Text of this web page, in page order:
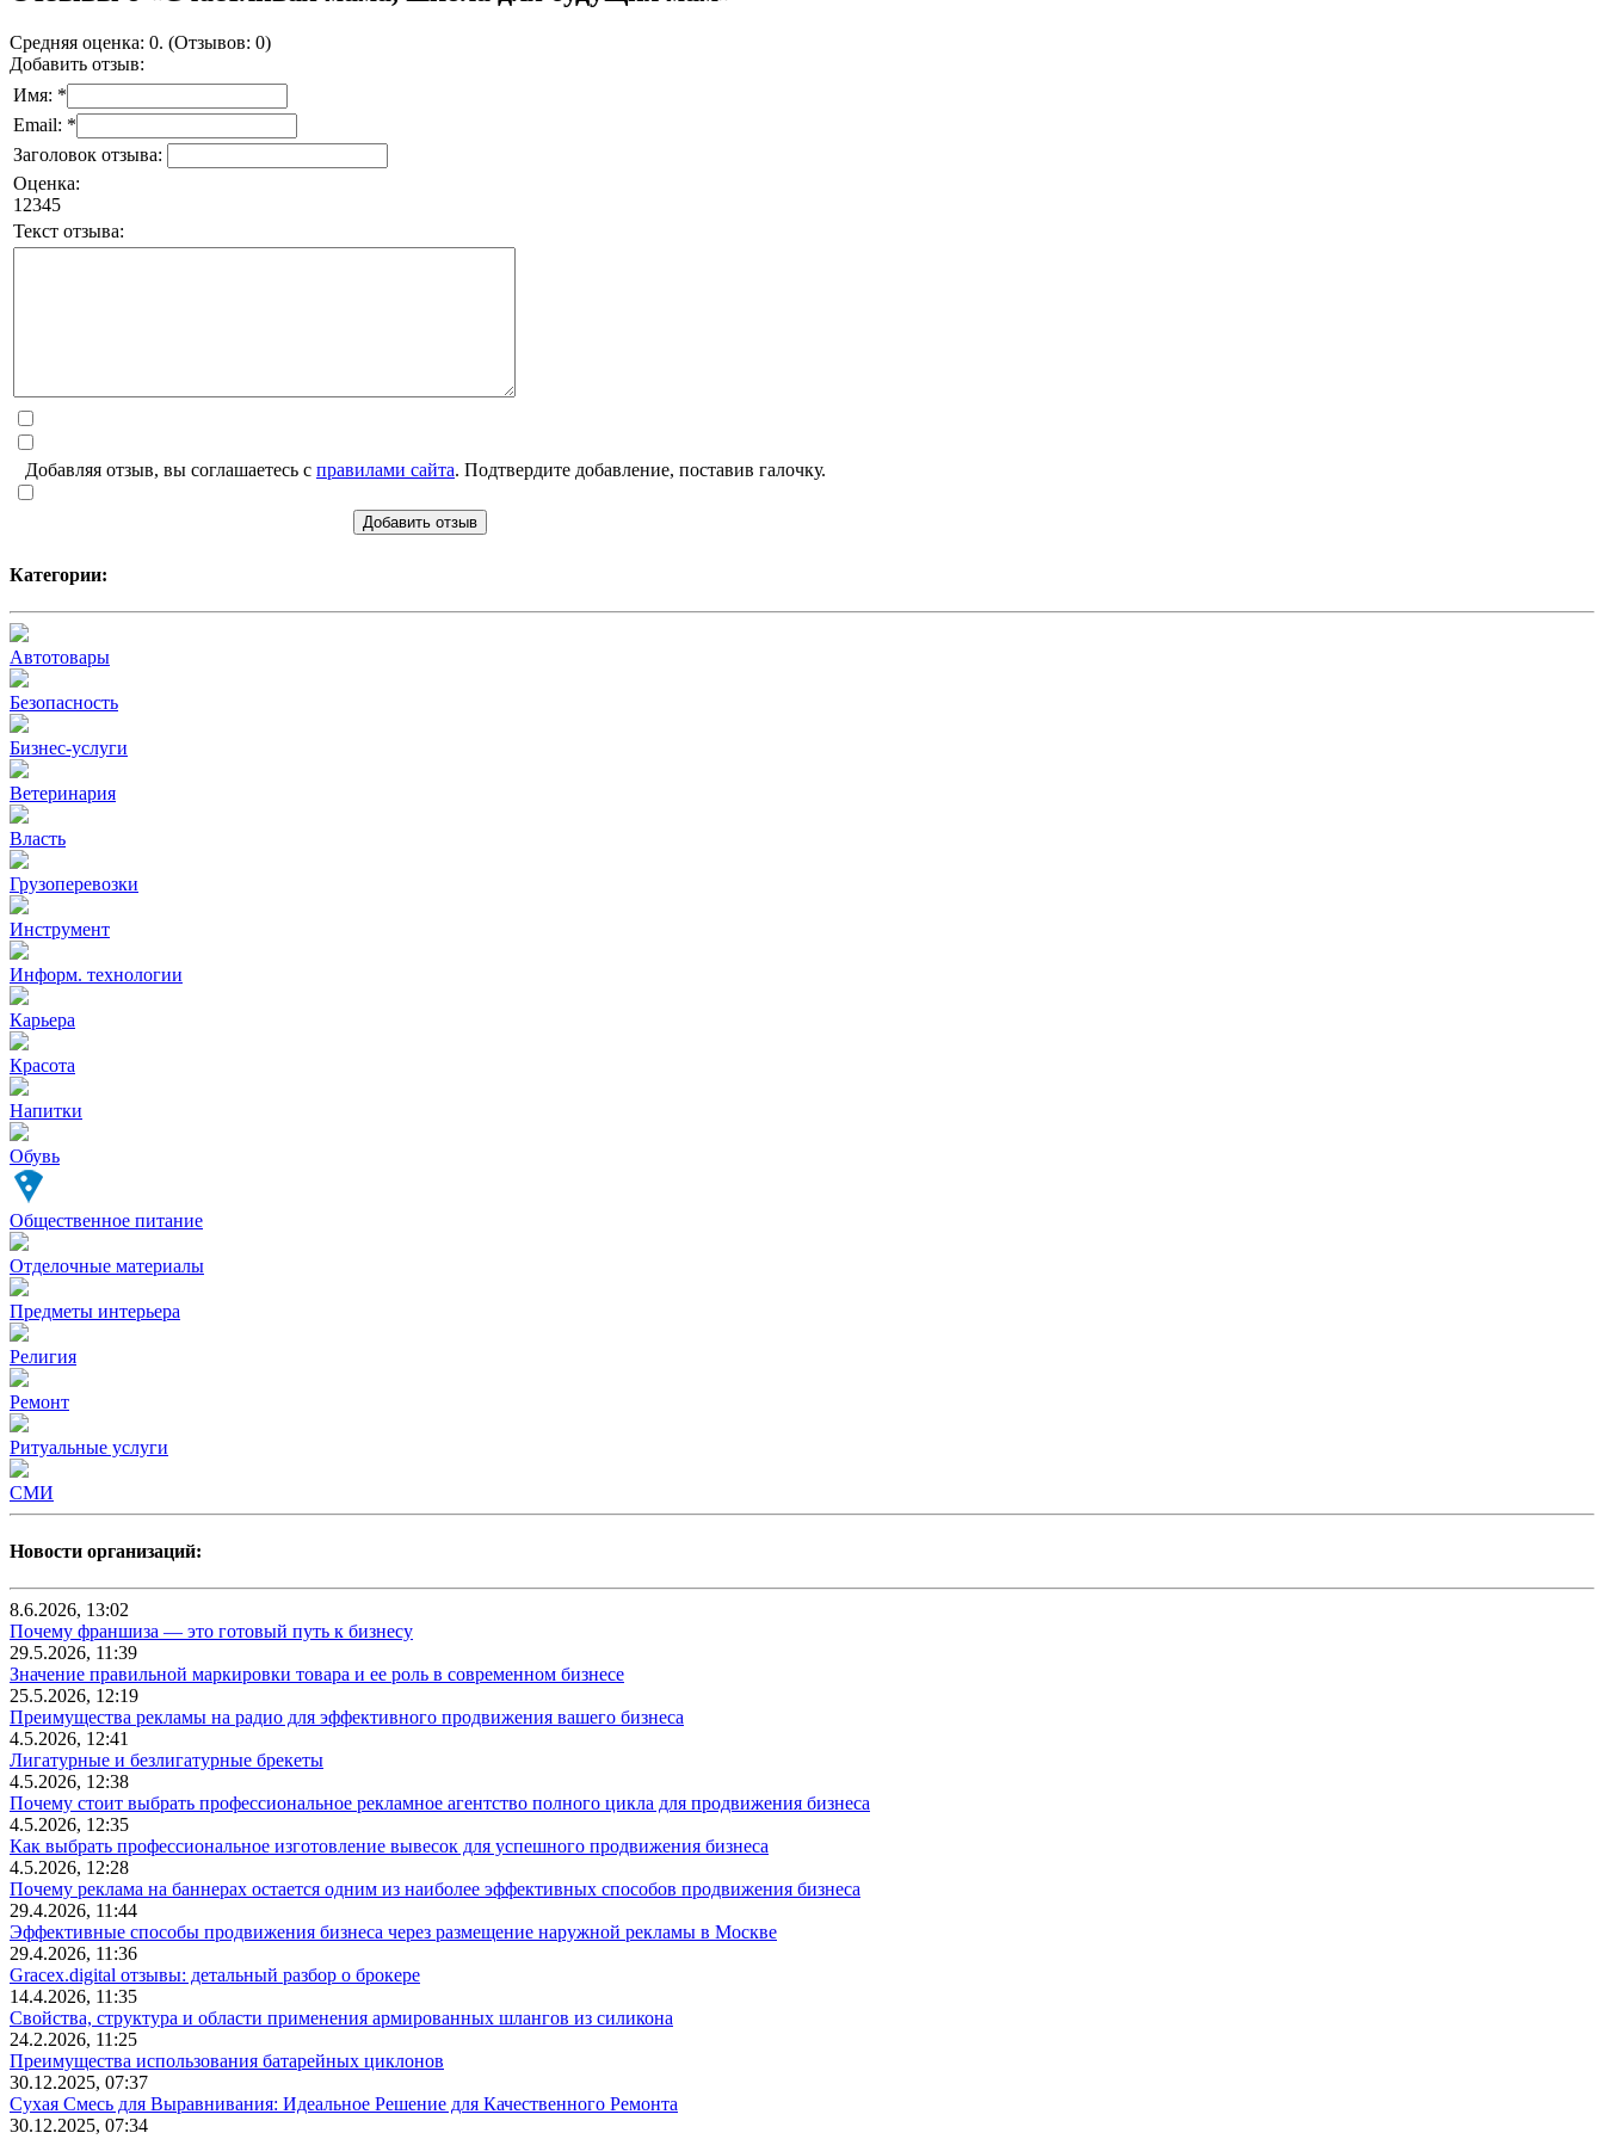
Средняя оценка: 0. (Отзывов: 0)
Добавить отзыв:
Имя: *
Email: *
Заголовок отзыва:
Оценка:
1 2345
Текст отзыва:
Добавляя отзыв, вы соглашаетесь с правилами сайта. Подтвердите добавление, поставив галочку.
Добавить отзыв
Категории:
Автотовары
Безопасность
Бизнес-услуги
Ветеринария
Власть
Грузоперевозки
Инструмент
Информ. технологии
Карьера
Красота
Напитки
Обувь
Общественное питание
Отделочные материалы
Предметы интерьера
Религия
Ремонт
Ритуальные услуги
СМИ
Новости организаций:
8.6.2026, 13:02
Почему франшиза — это готовый путь к бизнесу
29.5.2026, 11:39
Значение правильной маркировки товара и ее роль в современном бизнесе
25.5.2026, 12:19
Преимущества рекламы на радио для эффективного продвижения вашего бизнеса
4.5.2026, 12:41
Лигатурные и безлигатурные брекеты
4.5.2026, 12:38
Почему стоит выбрать профессиональное рекламное агентство полного цикла для продвижения бизнеса
4.5.2026, 12:35
Как выбрать профессиональное изготовление вывесок для успешного продвижения бизнеса
4.5.2026, 12:28
Почему реклама на баннерах остается одним из наиболее эффективных способов продвижения бизнеса
29.4.2026, 11:44
Эффективные способы продвижения бизнеса через размещение наружной рекламы в Москве
29.4.2026, 11:36
Gracex.digital отзывы: детальный разбор о брокере
14.4.2026, 11:35
Свойства, структура и области применения армированных шлангов из силикона
24.2.2026, 11:25
Преимущества использования батарейных циклонов
30.12.2025, 07:37
Сухая Смесь для Выравнивания: Идеальное Решение для Качественного Ремонта
30.12.2025, 07:34